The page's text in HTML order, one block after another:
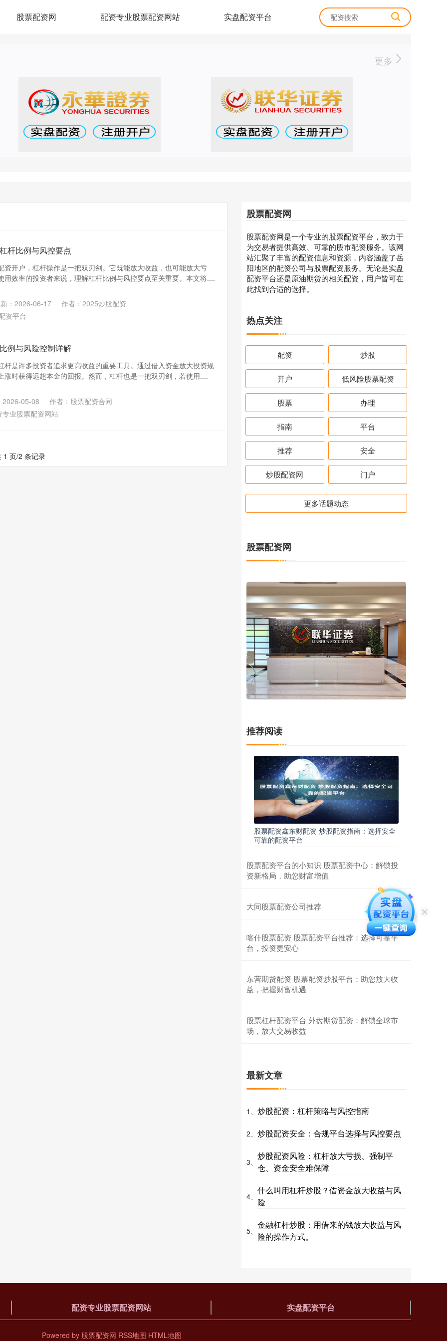
股票配资网 配资专业股票配资网站 实盘配资平台
更多
杆比例与风控要点
资开户，杠杆操作是一把双刃剑。它既能放大收益，也可能放大亏
用效率的投资者来说，理解杠杆比例与风控要点至关重要。本文将....
：2026-06-17
作者：2025炒股配资
资平台
例与风险控制详解
杆是许多投资者追求更高收益的重要工具。通过借入资金放大投资规
涨时获得远超本金的回报。然而，杠杆也是一把双刃剑，若使用....
2026-05-08
作者：股票配资合同
专业股票配资网站
1 页/2 条记录
股票配资网
股票配资网是一个专业的股票配资平台，致力于
为交易者提供高效、可靠的股市配资服务。该网
站汇聚了丰富的配资信息和资源，内容涵盖了岳
阳地区的配资公司与股票配资服务。无论是实盘
配资平台还是原油期货的相关配资，用户皆可在
此找到合适的选择。
热点关注
配资 炒股
开户 低风险股票配资
股票 办理
指南 平台
推荐 安全
炒股配资网 门户
更多话题动态
股票配资网
推荐阅读
股票配资鑫东财配资 炒股配资指南：选择安全
可靠的配资平台
股票配资平台的小知识 股票配资中心：解锁投
资新格局，助您财富增值
大同股票配资公司推荐
喀什股票配资 股票配资平台推荐：选择可靠平
台，投资更安心
东营期货配资 股票配资炒股平台：助您放大收
益，把握财富机遇
股票杠杆配资平台 外盘期货配资：解锁全球市
场，放大交易收益
最新文章
1、 炒股配资：杠杆策略与风控指南
2、 炒股配资安全：合规平台选择与风控要点
3、
炒股配资风险：杠杆放大亏损、强制平
仓、资金安全难保障
4、
什么叫用杠杆炒股？借资金放大收益与风
险
5、
金融杠杆炒股：用借来的钱放大收益与风
险的操作方式。
配资专业股票配资网站 实盘配资平台
Powered by 股票配资网 RSS地图 HTML地图